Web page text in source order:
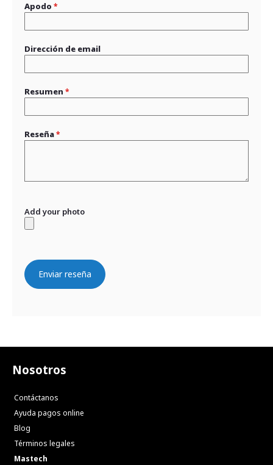
Apodo
Dirección de email
Resumen
Reseña
Add your photo
Enviar reseña
Nosotros
Contáctanos
Ayuda pagos online
Blog
Términos legales
Mastech